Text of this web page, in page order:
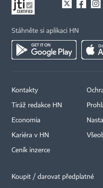
Stáhněte si aplikaci HN
Kontakty
Tiráž redakce HN
Economia
Kariéra v HN
Ceník inzerce
Koupit / darovat předplatné